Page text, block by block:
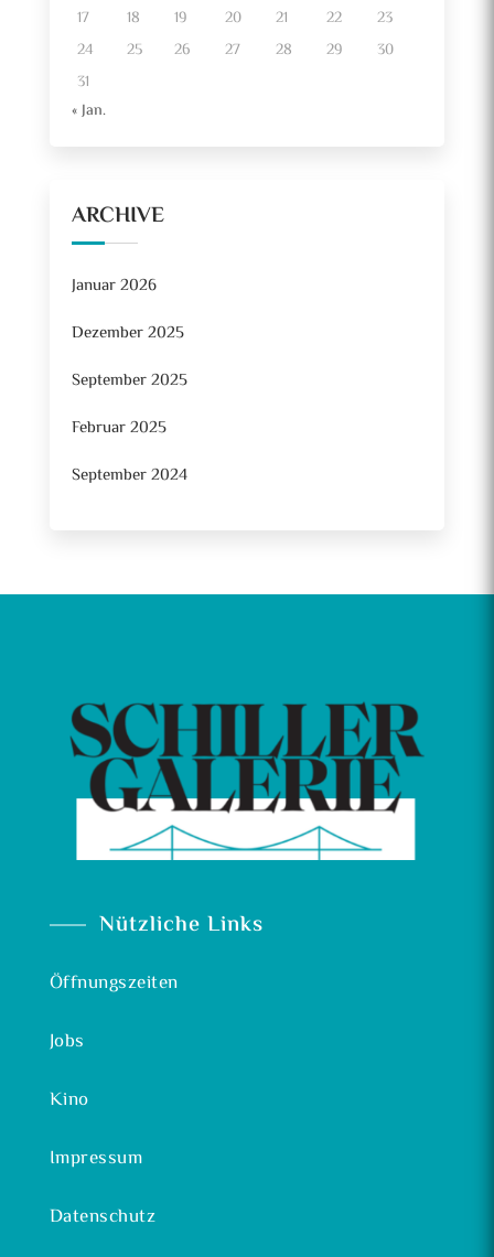
17
18 19 20 21 22
23
24
25 26 27 28 29
30
31
« Jan.
ARCHIVE
Januar 2026
Dezember 2025
September 2025
Februar 2025
September 2024
Nützliche Links
Öffnungszeiten
Jobs
Kino
Impressum
Datenschutz